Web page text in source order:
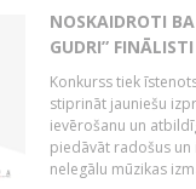
NOSKAIDROTI
GUDRI” FINĀLISTI
Konkurss tiek
stiprināt jauniešu
ievērošanu un
piedāvāt radošus
nelegālu mūzikas